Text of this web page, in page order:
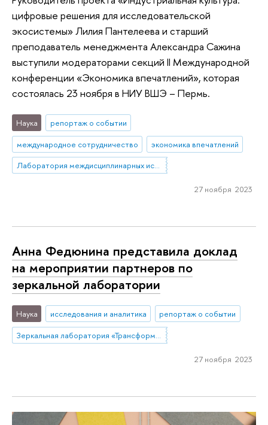
цифровые решения для исследовательской
экосистемы» Лилия Пантелеева и старший
преподаватель менеджмента Александра Сажина
выступили модераторами секций II Международной
конференции «Экономика впечатлений», которая
состоялась 23 ноября в НИУ ВШЭ – Пермь.
Наука
репортаж о событии
международное сотрудничество
экономика впечатлений
Лаборатория междисциплинарных исследований по антропологии труда
27 ноября 2023
Анна Федюнина представила доклад
на мероприятии партнеров по
зеркальной лаборатории
Наука исследования и аналитика
репортаж о событии
Зеркальная лаборатория «Трансформация цепочек создания стоимости угольной отрасли»
27 ноября 2023